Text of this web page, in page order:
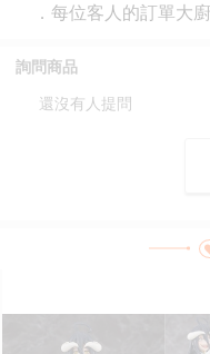
詢問商品
還沒有人提問